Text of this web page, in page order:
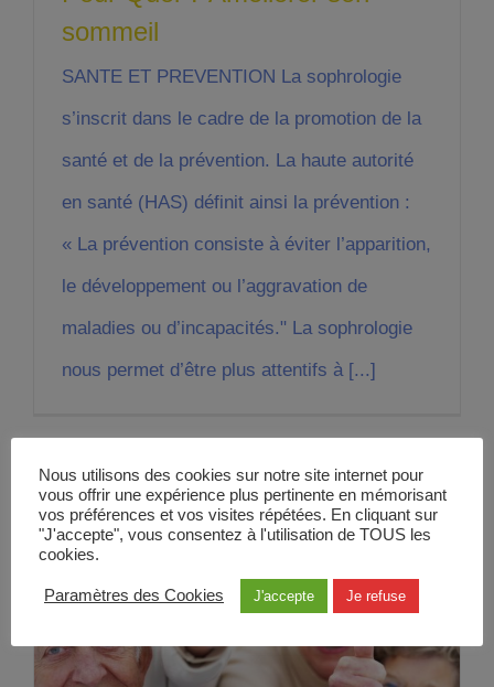
sommeil
SANTE ET PREVENTION La sophrologie
s’inscrit dans le cadre de la promotion de la
santé et de la prévention. La haute autorité
en santé (HAS) définit ainsi la prévention :
« La prévention consiste à éviter l’apparition,
le développement ou l’aggravation de
maladies ou d’incapacités." La sophrologie
nous permet d’être plus attentifs à [...]
Nous utilisons des cookies sur notre site internet pour
vous offrir une expérience plus pertinente en mémorisant
vos préférences et vos visites répétées. En cliquant sur
"J'accepte", vous consentez à l'utilisation de TOUS les
cookies.
Paramètres des Cookies J'accepte Je refuse